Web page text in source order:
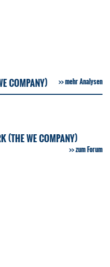
COMPANY) mehr Analysen
(THE WE COMPANY)
zum Forum